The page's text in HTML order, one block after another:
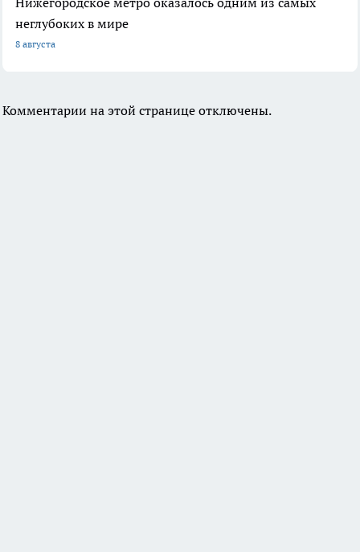
неглубоких в мире
8 августа
Комментарии на этой странице отключены.